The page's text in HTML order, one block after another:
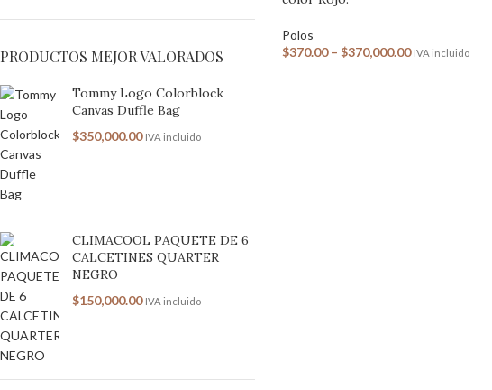
PRODUCTOS MEJOR VALORADOS
Tommy Logo Colorblock
Canvas Duffle Bag
$350,000.00 IVA incluido
CLIMACOOL PAQUETE DE 6
CALCETINES QUARTER
NEGRO
$150,000.00 IVA incluido
Polos
$370.00 – $370,000.00 IVA incluido